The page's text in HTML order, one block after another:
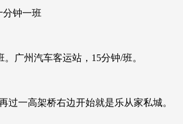
分钟一班
广州汽车客运站，15分钟/班。
过一高架桥右边开始就是乐从家私城。